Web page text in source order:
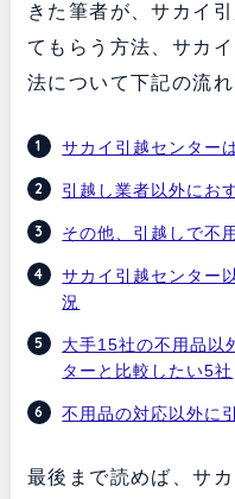
きた筆者が、サカイ
てもらう方法、サカ
法について下記の流れ
サカイ引越センター
引越し業者以外にお
その他、引越しで不
サカイ引越センター
況
大手15社の不用品以
ターと比較したい5社
不用品の対応以外に
最後まで読めば、サ